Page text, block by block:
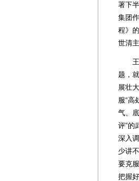
署下
集团
程》
世清
王长
题，
展壮
服“高
气、
评”的
深入
少讲
要克
把握